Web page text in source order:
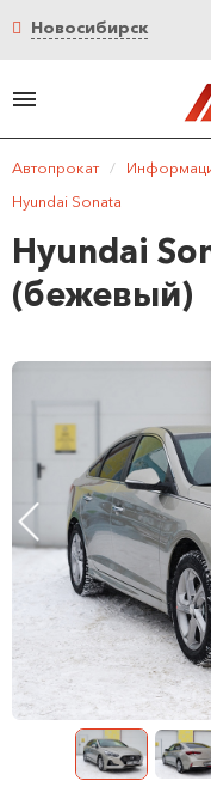
Новосибирск
Автопрокат /
Hyundai Sonata
Hyundai
(бежевый)